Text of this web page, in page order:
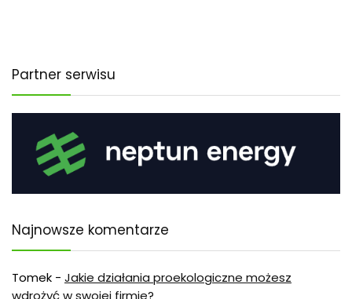
Partner serwisu
Najnowsze komentarze
Tomek - Jakie działania proekologiczne możesz
wdrożyć w swojej firmie?